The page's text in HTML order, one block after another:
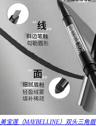
美宝莲（MAYBELLINE）双头三角